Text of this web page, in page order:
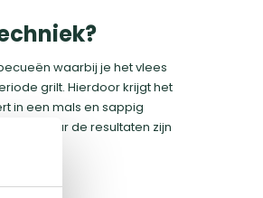
waarbij je het vlees
grilt. Hierdoor krijgt het
in een mals en sappig
maar de resultaten zijn